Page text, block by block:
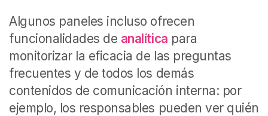
Algunos paneles incluso ofrecen
funcionalidades de analítica para
monitorizar la eficacia de las preguntas
frecuentes y de todos los demás
contenidos de comunicación interna: por
ejemplo, los responsables pueden ver quién